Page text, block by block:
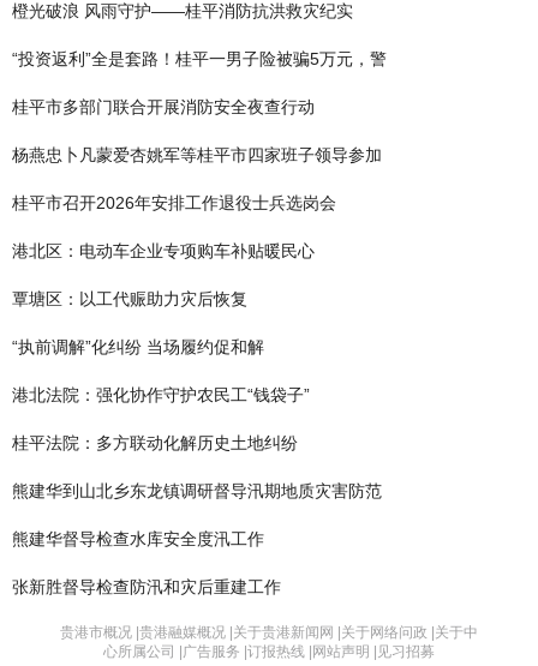
橙光破浪 风雨守护——桂平消防抗洪救灾纪实
“投资返利”全是套路！桂平一男子险被骗5万元，警
桂平市多部门联合开展消防安全夜查行动
杨燕忠卜凡蒙爱杏姚军等桂平市四家班子领导参加
桂平市召开2026年安排工作退役士兵选岗会
港北区：电动车企业专项购车补贴暖民心
覃塘区：以工代赈助力灾后恢复
“执前调解”化纠纷 当场履约促和解
港北法院：强化协作守护农民工“钱袋子”
桂平法院：多方联动化解历史土地纠纷
熊建华到山北乡东龙镇调研督导汛期地质灾害防范
熊建华督导检查水库安全度汛工作
张新胜督导检查防汛和灾后重建工作
贵港市概况 | 贵港融媒概况 | 关于贵港新闻网 | 关于网络问政 | 关于中
心所属公司 | 广告服务 | 订报热线 | 网站声明 | 见习招募